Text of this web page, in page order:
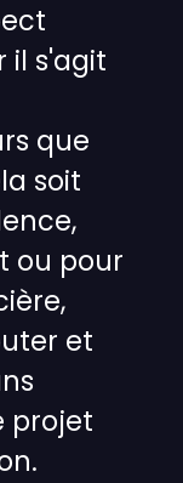
il s'agit
que
soit
ou pour
et
projet